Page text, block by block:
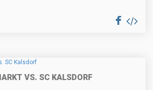
VS. SC KALSDORF